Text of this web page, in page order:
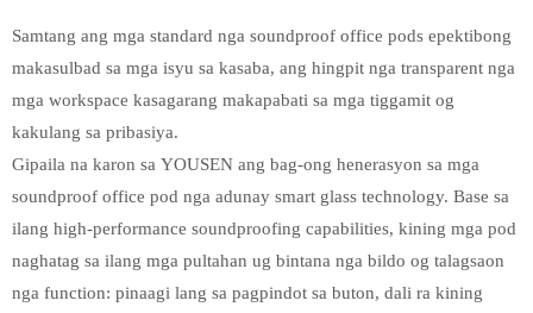
Samtang ang mga standard nga soundproof office pods epektibong
makasulbad sa mga isyu sa kasaba, ang hingpit nga transparent nga
mga workspace kasagarang makapabati sa mga tiggamit og
kakulang sa pribasiya.
Gipaila na karon sa YOUSEN ang bag-ong henerasyon sa mga
soundproof office pod nga adunay smart glass technology. Base sa
ilang high-performance soundproofing capabilities, kining mga pod
naghatag sa ilang mga pultahan ug bintana nga bildo og talagsaon
nga function: pinaagi lang sa pagpindot sa buton, dali ra kining